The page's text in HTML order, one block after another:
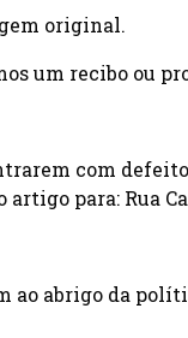
original.
um recibo ou
com
para: Rua
ao abrigo da